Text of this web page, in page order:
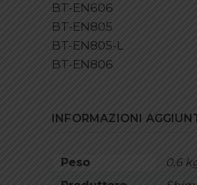
BT-EN606
BT-EN805
BT-EN805-L
BT-EN806
INFORMAZIONI
Peso
0,6